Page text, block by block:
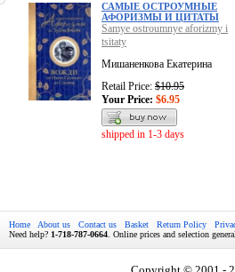
САМЫЕ ОСТРОУМНЫЕ
АФОРИЗМЫ И ЦИТАТЫ
Samye ostroumnye aforizmy i
tsitaty
Мишаненкова Екатерина
Retail Price: $10.95
Your Price: $6.95
shipped in 1-3 days
Home About us Contact us Basket Return Policy
Need help? 1-718-787-0664 . Online prices and selection